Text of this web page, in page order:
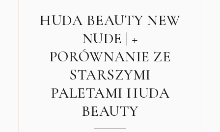
HUDA BEAUTY NEW
NUDE | +
PORÓWNANIE ZE
STARSZYMI
PALETAMI HUDA
BEAUTY